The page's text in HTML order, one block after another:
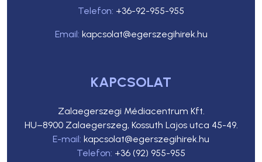
Telefon: +36-92-955-955
Email: kapcsolat@egerszegihirek.hu
KAPCSOLAT
Zalaegerszegi Médiacentrum Kft.
HU–8900 Zalaegerszeg, Kossuth Lajos utca 45-49.
E-mail: kapcsolat@egerszegihirek.hu
Telefon: +36 (92) 955-955